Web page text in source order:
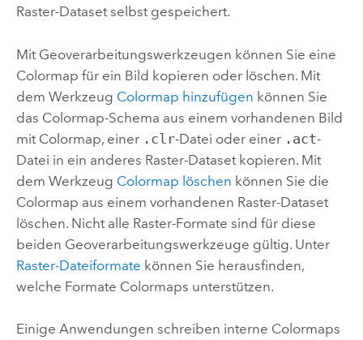
Raster-Dataset selbst gespeichert.
Mit Geoverarbeitungswerkzeugen können Sie eine
Colormap für ein Bild kopieren oder löschen. Mit
dem Werkzeug Colormap hinzufügen können Sie
das Colormap-Schema aus einem vorhandenen Bild
mit Colormap, einer .clr-Datei oder einer .act-
Datei in ein anderes Raster-Dataset kopieren. Mit
dem Werkzeug Colormap löschen können Sie die
Colormap aus einem vorhandenen Raster-Dataset
löschen. Nicht alle Raster-Formate sind für diese
beiden Geoverarbeitungswerkzeuge gültig. Unter
Raster-Dateiformate können Sie herausfinden,
welche Formate Colormaps unterstützen.
Einige Anwendungen schreiben interne Colormaps